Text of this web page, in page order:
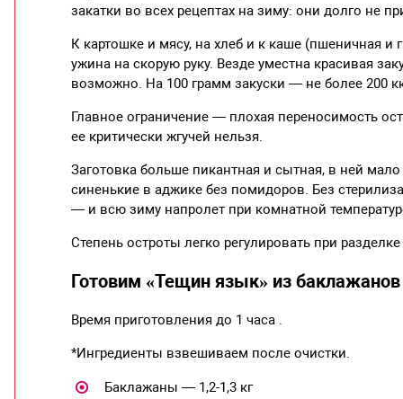
закатки во всех рецептах на зиму: они долго не
К картошке и мясу, на хлеб и к каше (пшеничная
ужина на скорую руку. Везде уместна красивая
возможно. На 100 грамм закуски — не более 200
Главное ограничение — плохая переносимость
ее критически жгучей нельзя.
Заготовка больше пикантная и сытная, в ней мало
синенькие в аджике без помидоров. Без
— и всю зиму напролет при комнатной
Степень остроты легко регулировать при
Готовим «Тещин язык» из
Время приготовления до 1 часа .
*Ингредиенты взвешиваем после очистки.
Баклажаны — 1,2-1,3 кг